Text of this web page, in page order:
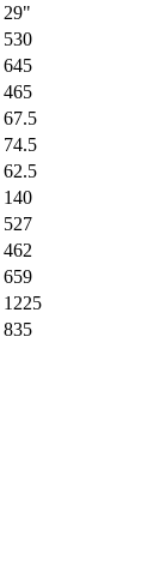
29"
530
645
465
67.5
74.5
62.5
140
527
462
659
1225
835